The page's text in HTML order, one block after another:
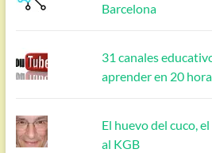
Barcelona
31 canales
aprender en 20
El huevo del cuco,
al KGB